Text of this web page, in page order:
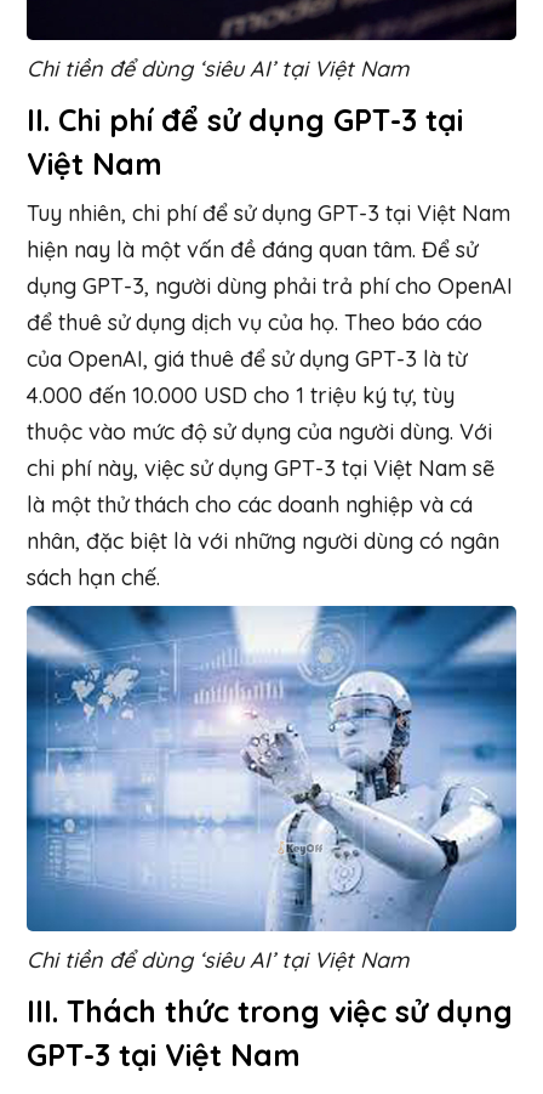
Chi tiền để dùng ‘siêu AI’ tại Việt Nam
II. Chi phí để sử dụng GPT-3 tại
Việt Nam
Tuy nhiên, chi phí để sử dụng GPT-3 tại Việt Nam
hiện nay là một vấn đề đáng quan tâm. Để sử
dụng GPT-3, người dùng phải trả phí cho OpenAI
để thuê sử dụng dịch vụ của họ. Theo báo cáo
của OpenAI, giá thuê để sử dụng GPT-3 là từ
4.000 đến 10.000 USD cho 1 triệu ký tự, tùy
thuộc vào mức độ sử dụng của người dùng. Với
chi phí này, việc sử dụng GPT-3 tại Việt Nam sẽ
là một thử thách cho các doanh nghiệp và cá
nhân, đặc biệt là với những người dùng có ngân
sách hạn chế.
Chi tiền để dùng ‘siêu AI’ tại Việt Nam
III. Thách thức trong việc sử dụng
GPT-3 tại Việt Nam